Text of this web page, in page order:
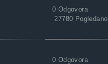
0 Odgovora
27780 Pogledano
0 Odgovora